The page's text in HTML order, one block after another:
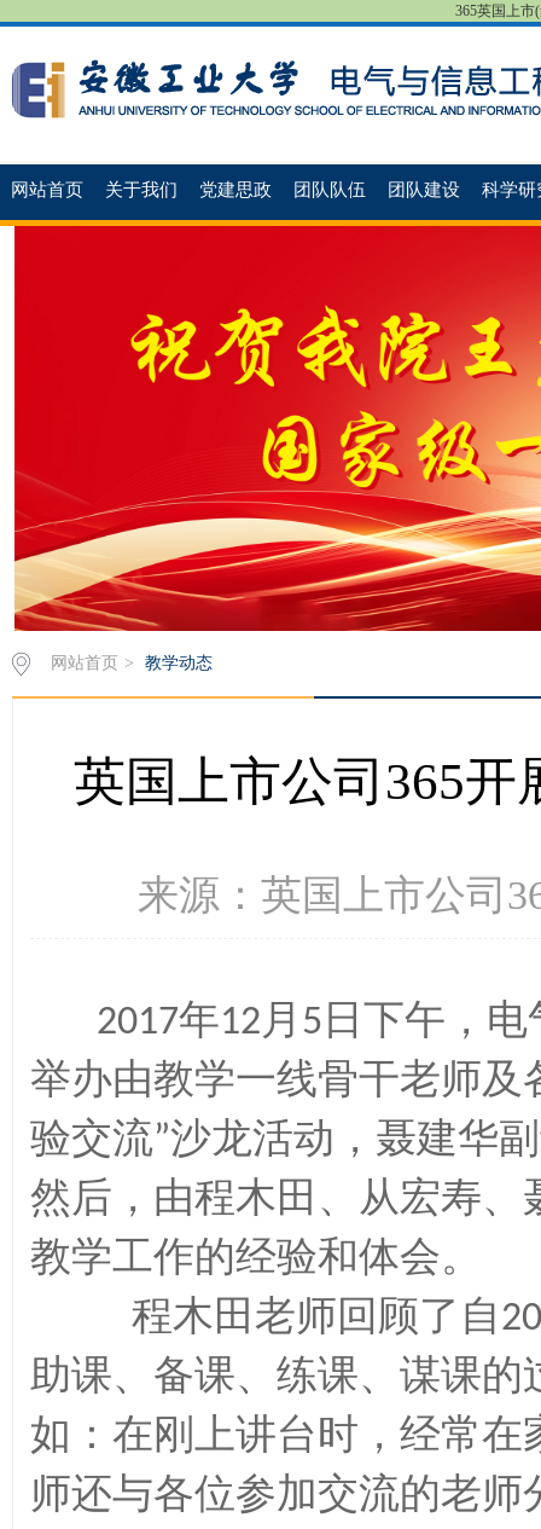
365英国上市
网站首页 关于我们 党建思政 团队队伍 团队建设 科学
网站首页 > 教学动态
英国上市公司365开
来源：英国上市公司
2017年12 月 5 日下午 ， 电
举办由教学一线骨干老师及
验交流”沙龙活动 ， 聂建华
然后 ， 由程木田 、 从宏寿、
教学工作的经验和体会。
程木田老师回顾了自2
助课、 备课、 练课、 谋课的
如 ： 在刚上讲台时 ， 经常在
师还与各位参加交流的老